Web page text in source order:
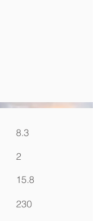
8.3
2
15.8
230